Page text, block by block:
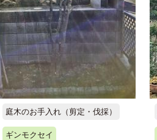
庭木のお手入れ（剪定・伐採）
ギンモクセイ